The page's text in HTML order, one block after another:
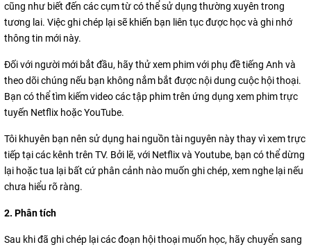
cũng như biết đến các cụm từ có thể sử dụng thường xuyên trong
tương lai. Việc ghi chép lại sẽ khiến bạn liên tục được học và ghi nhớ
thông tin mới này.
Đối với người mới bắt đầu, hãy thử xem phim với phụ đề tiếng Anh và
theo dõi chúng nếu bạn không nắm bắt được nội dung cuộc hội thoại.
Bạn có thể tìm kiếm video các tập phim trên ứng dụng xem phim trực
tuyến Netflix hoặc YouTube.
Tôi khuyên bạn nên sử dụng hai nguồn tài nguyên này thay vì xem trực
tiếp tại các kênh trên TV. Bởi lẽ, với Netflix và Youtube, bạn có thể dừng
lại hoặc tua lại bất cứ phân cảnh nào muốn ghi chép, xem nghe lại nếu
chưa hiểu rõ ràng.
2. Phân tích
Sau khi đã ghi chép lại các đoạn hội thoại muốn học, hãy chuyển sang